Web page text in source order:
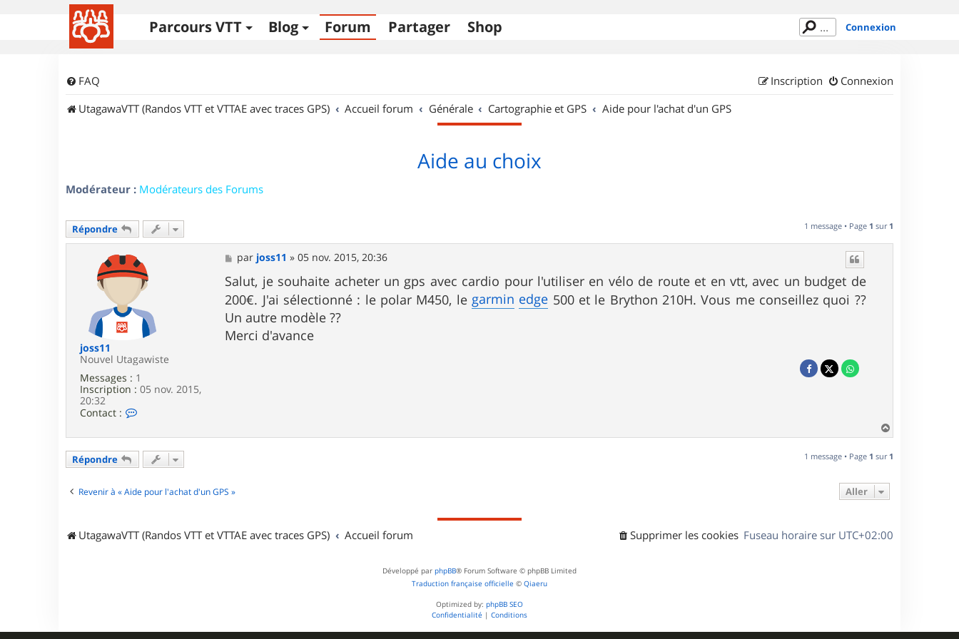
Parcours VTT Blog Forum Partager Shop Connexion
FAQ Connexion
Inscription
UtagawaVTT (Randos VTT et VTTAE avec traces GPS)
Accueil forum Générale Cartographie et GPS Aide pour l'achat d'un GPS
Aide au choix
Modérateur : Modérateurs des Forums
Répondre 1 message • Page 1 sur 1
joss11
Nouvel Utagawiste
Messages : 1
Inscription : 05 nov. 2015,
20:32
Contact :
c
e
s
M
e
s
s
a
g
e
par joss11 »05 nov. 2015, 20:36
Salut, je souhaite acheter un gps avec cardio pour l'utiliser en vélo de route et en vtt, avec un budget de
200€. J'ai sélectionné : le polar M450, le garmin edge 500 et le Brython 210H. Vous me conseillez quoi ??
Un autre modèle ??
Merci d'avance
a
t
Répondre 1 message • Page 1 sur 1
Revenir à « Aide pour l'achat d'un GPS » Aller
UtagawaVTT (Randos VTT et VTTAE avec traces GPS) Accueil forum Fuseau horaire sur UTC+02:00
Supprimer les cookies
Développé par phpBB® Forum Software © phpBB Limited
Traduction française officielle © Qiaeru
Optimized by: phpBB SEO
Confidentialité | Conditions